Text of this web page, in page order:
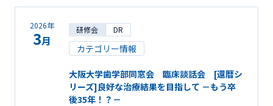
2026年
3月
研修会 DR
カテゴリー情報
大阪大学歯学部同窓会 臨床談話会 [還暦シ
リーズ]良好な治療結果を目指して －もう卒
後35年！？－